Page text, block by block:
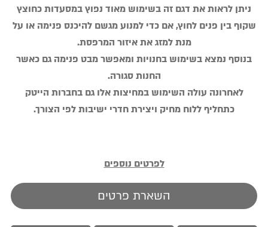
ניתן לראות את דגם זה בשימוש מאוד נפוץ במסעדות כחוצץ
שקוף בין פנים לחוץ, אם כדי למנוע מגשם להיכנס פנימה או על
מנת למזג את איזור המרפסת.
בנוסף נמצא בשימוש בחנויות ומאפשר מבט פנימה גם כאשר
החנות סגורה.
לאחרונה עולה השימוש במחיצות אלו גם בחברות הייטק
כתחליף ללוח מחיק ויצירת חדרי ישיבות לפי הצורך.
לפרטים נוספים
השארת פרטים